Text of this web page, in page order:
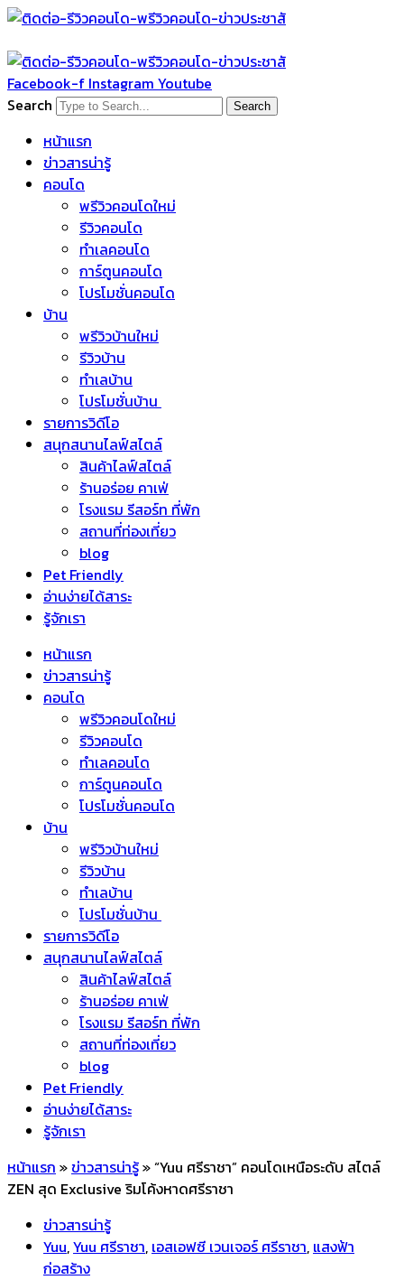
Skip
content
Facebook-f Instagram Youtube
Search
Search
หน้าแรก
ข่าวสารน่ารู้
คอนโด
พรีวิวคอนโดใหม่
รีวิวคอนโด
ทำเลคอนโด
การ์ตูนคอนโด
โปรโมชั่นคอนโด
บ้าน
พรีวิวบ้านใหม่
รีวิวบ้าน
ทำเลบ้าน
โปรโมชั่นบ้าน
รายการวิดีโอ
สนุกสนานไลฟ์สไตล์
สินค้าไลฟ์สไตล์
ร้านอร่อย คาเฟ่
โรงแรม รีสอร์ท ที่พัก
สถานที่ท่องเที่ยว
blog
Pet Friendly
อ่านง่ายได้สาระ
รู้จักเรา
หน้าแรก
ข่าวสารน่ารู้
คอนโด
พรีวิวคอนโดใหม่
รีวิวคอนโด
ทำเลคอนโด
การ์ตูนคอนโด
โปรโมชั่นคอนโด
บ้าน
พรีวิวบ้านใหม่
รีวิวบ้าน
ทำเลบ้าน
โปรโมชั่นบ้าน
รายการวิดีโอ
สนุกสนานไลฟ์สไตล์
สินค้าไลฟ์สไตล์
ร้านอร่อย คาเฟ่
โรงแรม รีสอร์ท ที่พัก
สถานที่ท่องเที่ยว
blog
Pet Friendly
อ่านง่ายได้สาระ
รู้จักเรา
หน้าแรก »ข่าวสารน่ารู้»“Yuu ศรีราชา” คอนโดเหนือระดับ สไตล์
ZEN สุด Exclusive ริมโค้งหาดศรีราชา
ข่าวสารน่ารู้
Yuu,Yuu ศรีราชา, เอสเอฟซี เวนเจอร์ ศรีราชา, แสงฟ้า
ก่อสร้าง